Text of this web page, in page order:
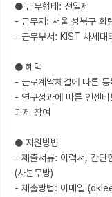
● 근무형태: 전일제
- 근무지: 서울 성북구 화
- 근무부서: KIST 차세대
● 혜택
- 근로계약체결에 따른
- 연구성과에 따른 인센
과제 참여
● 지원방법
- 제출서류: 이력서, 간단
(사본무방)
- 제출방법: 이메일